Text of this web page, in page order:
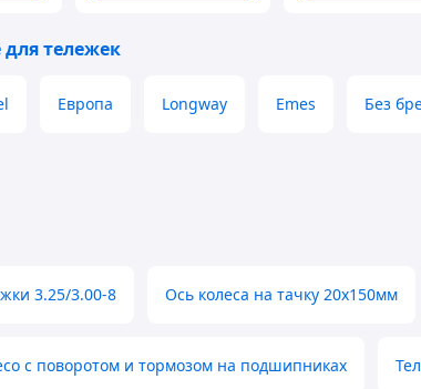
тележек
Европа Longway Emes Без
3.25/3.00-8 Ось колеса на тачку 20х150мм
с поворотом и тормозом на подшипниках